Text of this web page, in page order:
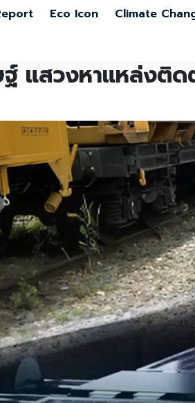
Eco Icon Climate
แสวงหาแหล่งติด